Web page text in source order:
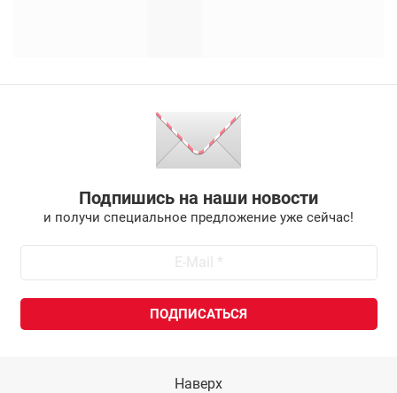
Подпишись на наши новости
и получи специальное предложение уже сейчас!
Наверх